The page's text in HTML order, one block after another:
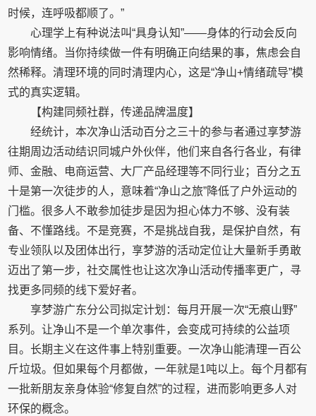
时候，连呼吸都顺了。”
心理学上有种说法叫“具身认知”——身体的行动会反向
影响情绪。当你持续做一件有明确正向结果的事，焦虑会自
然稀释。清理环境的同时清理内心，这是“净山+情绪疏导”模
式的真实逻辑。
【构建同频社群，传递品牌温度】
经统计，本次净山活动百分之三十的参与者通过享梦游
往期周边活动结识同城户外伙伴，他们来自各行各业，有律
师、金融、电商运营、大厂产品经理等不同行业；百分之五
十是第一次徒步的人，意味着“净山之旅”降低了户外运动的
门槛。很多人不敢参加徒步是因为担心体力不够、没有装
备、不懂路线。不是竞赛，不是挑战自我，是保护自然，有
专业领队以及团体出行，享梦游的活动定位让大量新手勇敢
迈出了第一步，社交属性也让这次净山活动传播率更广，寻
找更多同频的线下爱好者。
享梦游广东分公司拟定计划：每月开展一次“无痕山野”
系列。让净山不是一个单次事件，会变成可持续的公益项
目。长期主义在这件事上特别重要。一次净山能清理一百公
斤垃圾。但如果每个月都做，一年就是1吨以上。每个月都有
一批新朋友亲身体验“修复自然”的过程，进而影响更多人对
环保的概念。